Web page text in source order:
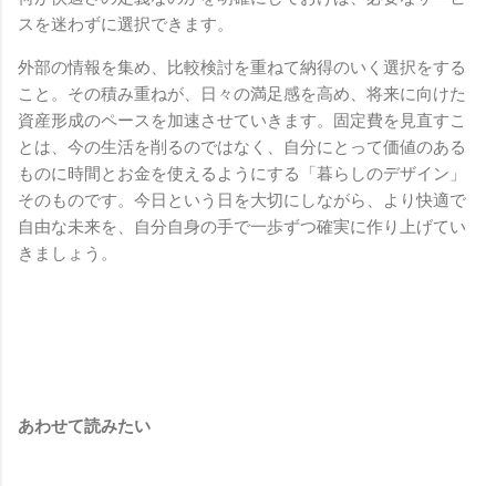
スを迷わずに選択できます。
外部の情報を集め、比較検討を重ねて納得のいく選択をする
こと。その積み重ねが、日々の満足感を高め、将来に向けた
資産形成のペースを加速させていきます。固定費を見直すこ
とは、今の生活を削るのではなく、自分にとって価値のある
ものに時間とお金を使えるようにする「暮らしのデザイン」
そのものです。今日という日を大切にしながら、より快適で
自由な未来を、自分自身の手で一歩ずつ確実に作り上げてい
きましょう。
あわせて読みたい